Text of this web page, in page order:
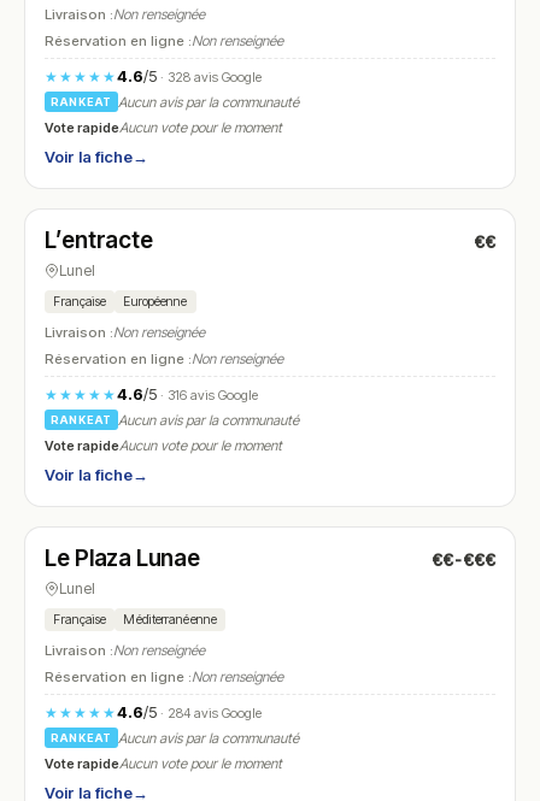
Livraison :Non renseignée
Réservation en ligne :Non renseignée
★★★★★4.6/5· 328 avis Google
RANKEAT
Aucun avis par la communauté
Vote rapideAucun vote pour le moment
Voir la fiche→
N° 25
L’entracte €€
Lunel
Française Européenne
Livraison :Non renseignée
Réservation en ligne :Non renseignée
★★★★★4.6/5· 316 avis Google
RANKEAT
Aucun avis par la communauté
Vote rapideAucun vote pour le moment
Voir la fiche→
N° 26
Le Plaza Lunae €€-€€€
Lunel
Française Méditerranéenne
Livraison :Non renseignée
Réservation en ligne :Non renseignée
★★★★★4.6/5· 284 avis Google
RANKEAT
Aucun avis par la communauté
Vote rapideAucun vote pour le moment
Voir la fiche→